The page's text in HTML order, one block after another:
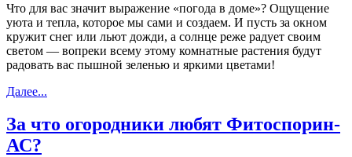
Что для вас значит выражение «погода в доме»? Ощущение
уюта и тепла, которое мы сами и создаем. И пусть за окном
кружит снег или льют дожди, а солнце реже радует своим
светом — вопреки всему этому комнатные растения будут
радовать вас пышной зеленью и яркими цветами!
Далее...
За что огородники любят Фитоспорин-
АС?